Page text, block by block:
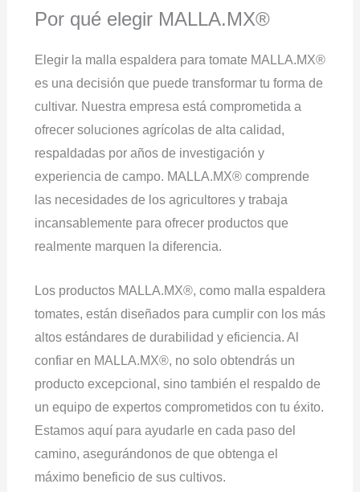
Por qué elegir MALLA.MX®
Elegir la malla espaldera para tomate MALLA.MX®
es una decisión que puede transformar tu forma de
cultivar. Nuestra empresa está comprometida a
ofrecer soluciones agrícolas de alta calidad,
respaldadas por años de investigación y
experiencia de campo. MALLA.MX® comprende
las necesidades de los agricultores y trabaja
incansablemente para ofrecer productos que
realmente marquen la diferencia.
Los productos MALLA.MX®, como malla espaldera
tomates, están diseñados para cumplir con los más
altos estándares de durabilidad y eficiencia. Al
confiar en MALLA.MX®, no solo obtendrás un
producto excepcional, sino también el respaldo de
un equipo de expertos comprometidos con tu éxito.
Estamos aquí para ayudarle en cada paso del
camino, asegurándonos de que obtenga el
máximo beneficio de sus cultivos.